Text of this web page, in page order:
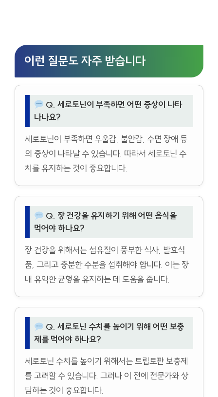
이런 질문도 자주 받습니다
Q. 세로토닌이 부족하면 어떤 증상이 나타
나나요?
세로토닌이 부족하면 우울감, 불안감, 수면 장애 등
의 증상이 나타날 수 있습니다. 따라서 세로토닌 수
치를 유지하는 것이 중요합니다.
Q. 장 건강을 유지하기 위해 어떤 음식을
먹어야 하나요?
장 건강을 위해서는 섬유질이 풍부한 식사, 발효식
품, 그리고 충분한 수분을 섭취해야 합니다. 이는 장
내 유익한 균형을 유지하는 데 도움을 줍니다.
Q. 세로토닌 수치를 높이기 위해 어떤 보충
제를 먹어야 하나요?
세로토닌 수치를 높이기 위해서는 트립토판 보충제
를 고려할 수 있습니다. 그러나 이 전에 전문가와 상
담하는 것이 중요합니다.